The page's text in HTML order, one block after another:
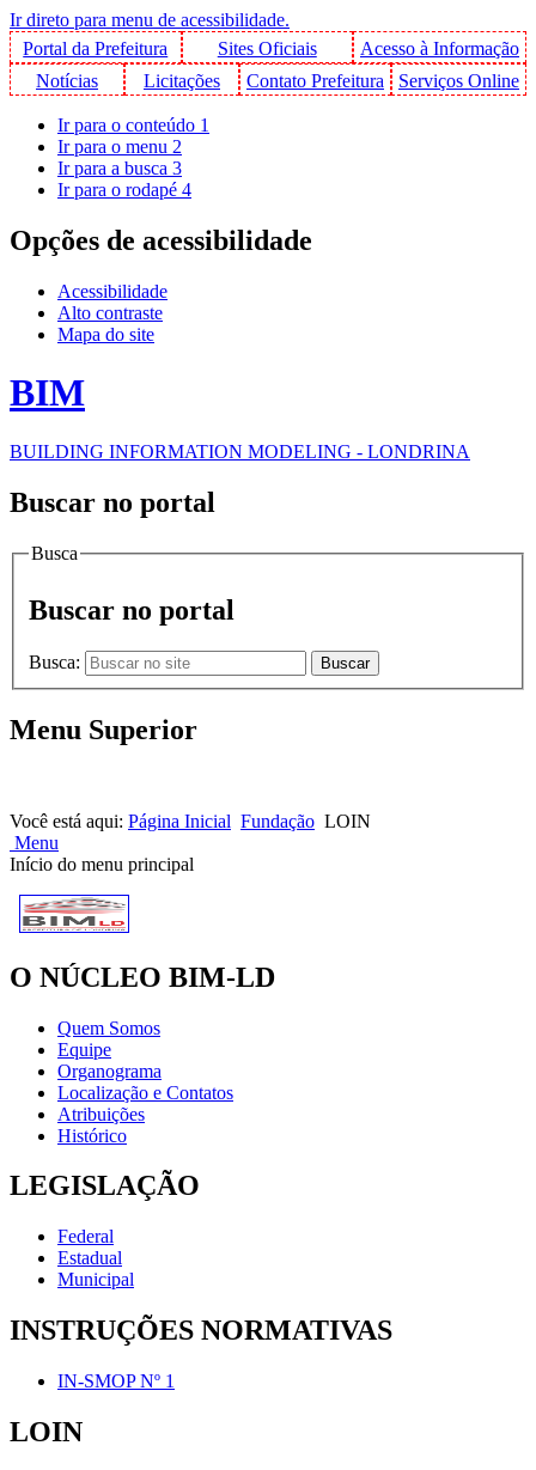
Ir direto para menu de acessibilidade.
Portal da Prefeitura
Sites Oficiais
Acesso à Informação
Notícias
Licitações Contato Prefeitura Serviços Online
Ir para o conteúdo 1
Ir para o menu 2
Ir para a busca 3
Ir para o rodapé 4
Opções de acessibilidade
Acessibilidade
Alto contraste
Mapa do site
BIM
BUILDING INFORMATION MODELING - LONDRINA
Buscar no portal
Busca
Buscar no portal
Busca: Buscar
Menu Superior
Você está aqui: Página Inicial Fundação LOIN
Menu
Início do menu principal
O NÚCLEO BIM-LD
Quem Somos
Equipe
Organograma
Localização e Contatos
Atribuições
Histórico
LEGISLAÇÃO
Federal
Estadual
Municipal
INSTRUÇÕES NORMATIVAS
IN-SMOP Nº 1
LOIN